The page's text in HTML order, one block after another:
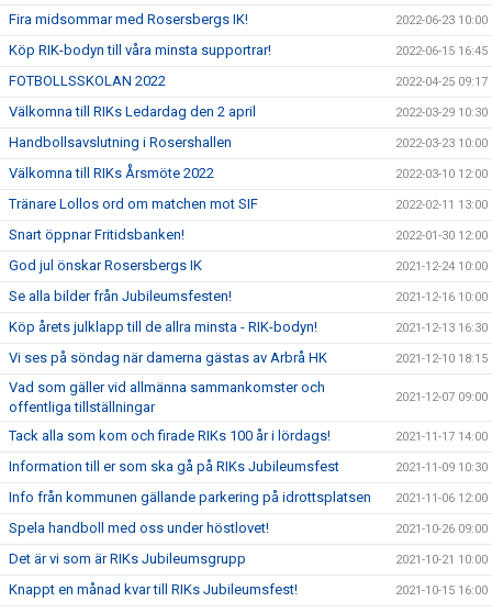
Fira midsommar med Rosersbergs IK! 2022-06-23 10:00
Köp RIK-bodyn till våra minsta supportrar! 2022-06-15 16:45
FOTBOLLSSKOLAN 2022 2022-04-25 09:17
Välkomna till RIKs Ledardag den 2 april 2022-03-29 10:30
Handbollsavslutning i Rosershallen 2022-03-23 10:00
Välkomna till RIKs Årsmöte 2022 2022-03-10 12:00
Tränare Lollos ord om matchen mot SIF 2022-02-11 13:00
Snart öppnar Fritidsbanken! 2022-01-30 12:00
God jul önskar Rosersbergs IK 2021-12-24 10:00
Se alla bilder från Jubileumsfesten! 2021-12-16 10:00
Köp årets julklapp till de allra minsta - RIK-bodyn! 2021-12-13 16:30
Vi ses på söndag när damerna gästas av Arbrå HK 2021-12-10 18:15
Vad som gäller vid allmänna sammankomster och
offentliga tillställningar
2021-12-07 09:00
Tack alla som kom och firade RIKs 100 år i lördags! 2021-11-17 14:00
Information till er som ska gå på RIKs Jubileumsfest 2021-11-09 10:30
Info från kommunen gällande parkering på idrottsplatsen 2021-11-06 12:00
Spela handboll med oss under höstlovet! 2021-10-26 09:00
Det är vi som är RIKs Jubileumsgrupp 2021-10-21 10:00
Knappt en månad kvar till RIKs Jubileumsfest! 2021-10-15 16:00